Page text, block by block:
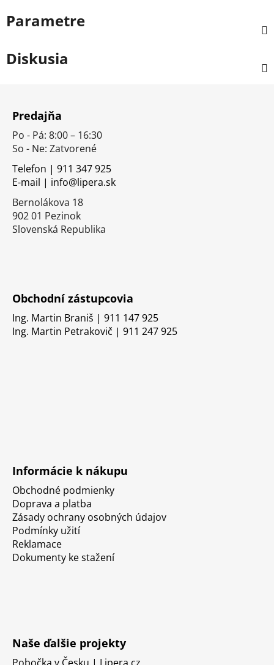
Parametre
Diskusia
Predajňa
Po - Pá: 8:00 – 16:30
So - Ne: Zatvorené
Telefon | 911 347 925
E-mail | info@lipera.sk
Bernolákova 18
902 01 Pezinok
Slovenská Republika
Obchodní zástupcovia
Ing. Martin Braniš | 911 147 925
Ing. Martin Petrakovič | 911 247 925
Informácie k nákupu
Obchodné podmienky
Doprava a platba
Zásady ochrany osobných údajov
Podmínky užití
Reklamace
Dokumenty ke stažení
Naše ďalšie projekty
Pobočka v Česku | Lipera.cz